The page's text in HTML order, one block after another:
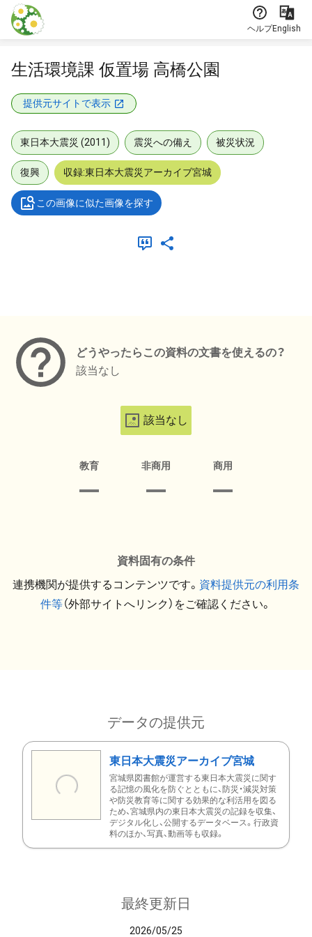
本文に飛ぶ
ヘルプEnglish
生活環境課 仮置場 高橋公園
提供元サイトで表示
東日本大震災 (2011) 震災への備え 被災状況
復興 収録:東日本大震災アーカイブ宮城
この画像に似た画像を探す
どうやったらこの資料の文書を使えるの？
該当なし
該当なし
教育 非商用 商用
資料固有の条件
連携機関が提供するコンテンツです。 資料提供元の利用条
件等（外部サイトへリンク）をご確認ください。
データの提供元
東日本大震災アーカイブ宮城
宮城県図書館が運営する東日本大震災に関す
る記憶の風化を防ぐとともに、防災・減災対策
や防災教育等に関する効果的な利活用を図る
ため、宮城県内の東日本大震災の記録を収集、
デジタル化し、公開するデータベース。行政資
料のほか、写真、動画等も収録。
最終更新日
2026/05/25